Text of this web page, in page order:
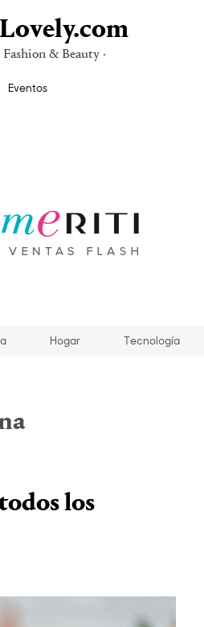
Fashion & Beauty ·
Eventos
Hogar Tecnología
los